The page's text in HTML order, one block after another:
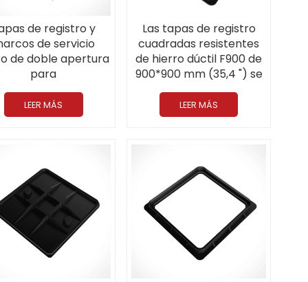
de registro y
de servicio
de doble apertura
para
de
mm (35,4 '') A15
de hierro dúctil
LEER MÁS
Las tapas de registro
cuadradas resistentes
de hierro dúctil F900 de
900*900 mm (35,4 ") se
aplican al aeropuerto
LEER MÁS